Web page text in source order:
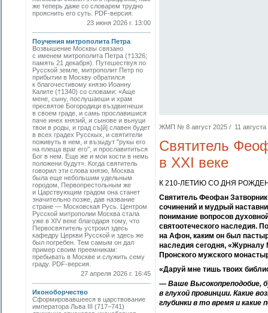
же теперь даже со словарем трудно
прояснить его суть. PDF-версия.
23 июня 2026 г. 13:00
Поучения митрополита Петра
Возвышение Москвы связано
с именем митрополита Петра (†1326;
память 21 декабря). Путешествуя по
Русской земле, митрополит Петр по
прибытии в Москву обратился
к благочестивому князю Иоанну
Калите (†1340) со словами: «Аще
мене, сыну, послушаеши и храм
пресвятое Богородици въздвигнеши
в своем граде, и самь прославишися
паче инех князий, и сынове и вьнуци
твои в роды, и град съ[й] славен будет
в всех градех Русскых, и святители
поживуть в нем, и възыдут "рукы его
на плеща враг его", и прославититься
Бог в нем. Еще же и мои кости в немь
положени будут». Когда святитель
говорил эти слова князю, Москва
была еще небольшим удельным
городом, Первопрестольным же
и Царствующим градом она станет
значительно позже, дав название
стране — Московская Русь. Центром
Русской митрополии Москва стала
уже в XIV веке благодаря тому, что
Первосвятитель устроил здесь
кафедру Церкви Русской и здесь же
был погребен. Тем самым он дал
пример своим преемникам:
пребывать в Москве и служить сему
граду. PDF-версия.
27 апреля 2026 г. 16:45
Иконоборчество
Сформировавшееся в царствование
императора Льва III (717–741)
ЖМП № 8 август 2025 / 11 августа
Святитель
в XXI веке
К 210-ЛЕТИЮ СО ДНЯ
Святитель Феофан
сочинений и мудрый
понимание вопросов
святоотеческого наследия.
на Афон, каким он был
наследия сегодня, «Журналу
Пронского мужского
«Даруй мне тишь твоих
— Ваше Высокопреподобие,
в глухой провинции. Какие
глубинки в то время и